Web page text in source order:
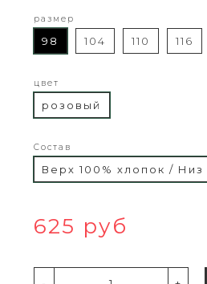
размер
98 104 110 116
цвет
розовый
Состав
Верх 100% хлопок / Низ
625 руб